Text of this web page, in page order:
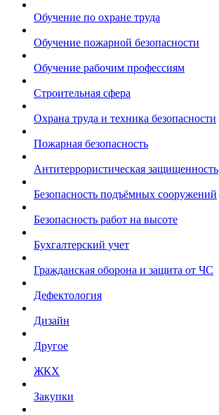
Обучение по охране труда
Обучение пожарной безопасности
Обучение рабочим профессиям
Строительная сфера
Охрана труда и техника безопасности
Пожарная безопасность
Антитеррористическая защищенность
Безопасность подъёмных сооружений
Безопасность работ на высоте
Бухгалтерский учет
Гражданская оборона и защита от ЧС
Дефектология
Дизайн
Другое
ЖКХ
Закупки